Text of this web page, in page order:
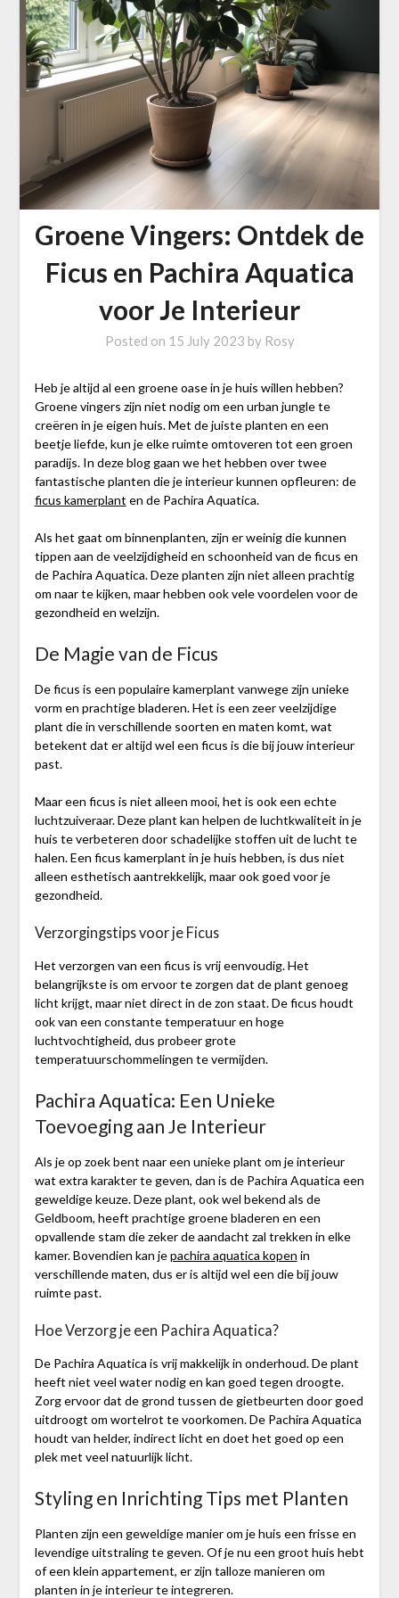
Groene Vingers: Ontdek de
Ficus en Pachira Aquatica
voor Je Interieur
Posted on 15 July 2023 by Rosy
Heb je altijd al een groene oase in je huis willen hebben?
Groene vingers zijn niet nodig om een urban jungle te
creëren in je eigen huis. Met de juiste planten en een
beetje liefde, kun je elke ruimte omtoveren tot een groen
paradijs. In deze blog gaan we het hebben over twee
fantastische planten die je interieur kunnen opfleuren: de
ficus kamerplant en de Pachira Aquatica.
Als het gaat om binnenplanten, zijn er weinig die kunnen
tippen aan de veelzijdigheid en schoonheid van de ficus en
de Pachira Aquatica. Deze planten zijn niet alleen prachtig
om naar te kijken, maar hebben ook vele voordelen voor de
gezondheid en welzijn.
De Magie van de Ficus
De ficus is een populaire kamerplant vanwege zijn unieke
vorm en prachtige bladeren. Het is een zeer veelzijdige
plant die in verschillende soorten en maten komt, wat
betekent dat er altijd wel een ficus is die bij jouw interieur
past.
Maar een ficus is niet alleen mooi, het is ook een echte
luchtzuiveraar. Deze plant kan helpen de luchtkwaliteit in je
huis te verbeteren door schadelijke stoffen uit de lucht te
halen. Een ficus kamerplant in je huis hebben, is dus niet
alleen esthetisch aantrekkelijk, maar ook goed voor je
gezondheid.
Verzorgingstips voor je Ficus
Het verzorgen van een ficus is vrij eenvoudig. Het
belangrijkste is om ervoor te zorgen dat de plant genoeg
licht krijgt, maar niet direct in de zon staat. De ficus houdt
ook van een constante temperatuur en hoge
luchtvochtigheid, dus probeer grote
temperatuurschommelingen te vermijden.
Pachira Aquatica: Een Unieke
Toevoeging aan Je Interieur
Als je op zoek bent naar een unieke plant om je interieur
wat extra karakter te geven, dan is de Pachira Aquatica een
geweldige keuze. Deze plant, ook wel bekend als de
Geldboom, heeft prachtige groene bladeren en een
opvallende stam die zeker de aandacht zal trekken in elke
kamer. Bovendien kan jepachira aquatica kopen in
verschillende maten, dus er is altijd wel een die bij jouw
ruimte past.
Hoe Verzorg je een Pachira Aquatica?
De Pachira Aquatica is vrij makkelijk in onderhoud. De plant
heeft niet veel water nodig en kan goed tegen droogte.
Zorg ervoor dat de grond tussen de gietbeurten door goed
uitdroogt om wortelrot te voorkomen. De Pachira Aquatica
houdt van helder, indirect licht en doet het goed op een
plek met veel natuurlijk licht.
Styling en Inrichting Tips met Planten
Planten zijn een geweldige manier om je huis een frisse en
levendige uitstraling te geven. Of je nu een groot huis hebt
of een klein appartement, er zijn talloze manieren om
planten in je interieur te integreren.